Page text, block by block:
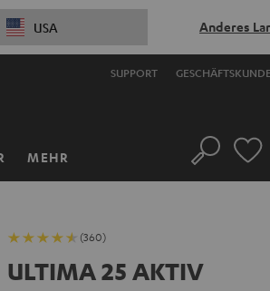
USA Anderes
SUPPORT
MEHR Suche
(360)
ULTIMA 25 AKTIV